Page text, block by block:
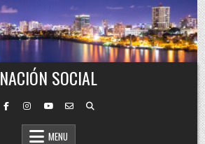
NACIÓN SOCIAL
MENU